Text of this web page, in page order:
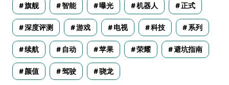
旗舰 智能 曝光 机器人 正式
深度评测 游戏 电视 科技 系列
续航 自动 苹果 荣耀 避坑指南
颜值 驾驶 骁龙